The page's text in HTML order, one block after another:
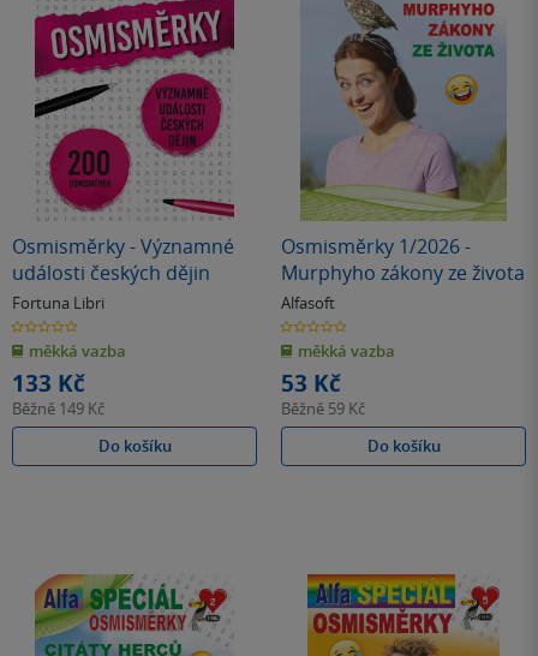
Osmisměrky - Významné
události českých dějin
Fortuna Libri
0.0
z
5
hvězdiček
měkká vazba
133 Kč
Běžně 149 Kč
Do košíku
Osmisměrky 1/2026 -
Murphyho zákony ze života
Alfasoft
0.0
z
5
hvězdiček
měkká vazba
53 Kč
Běžně 59 Kč
Do košíku